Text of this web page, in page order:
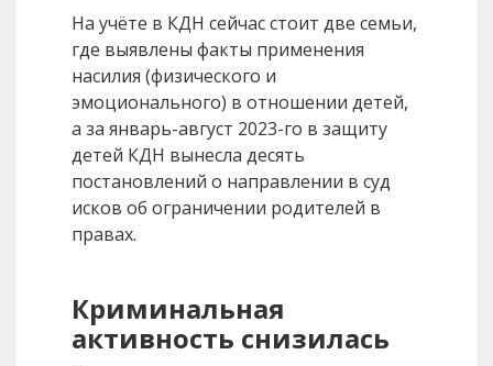
На учёте в КДН сейчас стоит две семьи,
где выявлены факты применения
насилия (физического и
эмоционального) в отношении детей,
а за январь-август 2023-го в защиту
детей КДН вынесла десять
постановлений о направлении в суд
исков об ограничении родителей в
правах.
Криминальная
активность снизилась